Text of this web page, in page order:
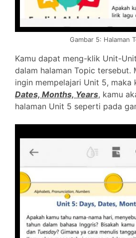
Gambar 5: Halaman
Kamu dapat meng-klik Unit-
dalam halaman Topic tersebut.
ingin mempelajari Unit 5, maka
Dates, Months, Years, kamu
halaman Unit 5 seperti pada